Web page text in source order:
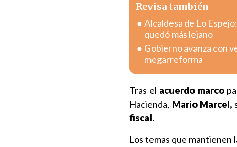
Revisa también
Alcaldesa de Lo
quedó más lejano
Gobierno avanza con
megarreforma
Tras el acuerdo marco
Hacienda, Mario Marcel,
fiscal.
Los temas que mantienen